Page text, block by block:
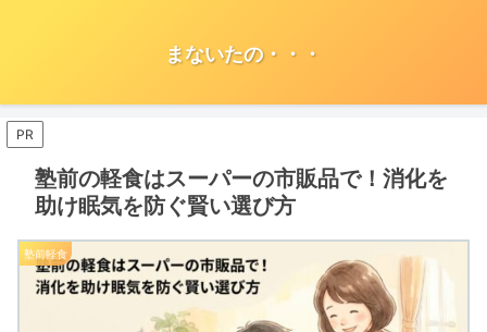
まないたの・・・
PR
塾前の軽食はスーパーの市販品で！消化を
助け眠気を防ぐ賢い選び方
塾前軽食